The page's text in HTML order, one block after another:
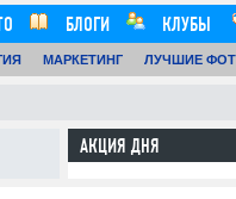
БЛОГИ
КЛУБЫ
МАРКЕТИНГ ЛУЧШИЕ
АКЦИЯ ДНЯ